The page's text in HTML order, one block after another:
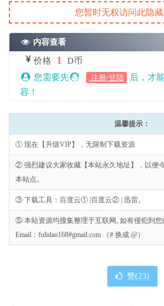
您暂时无权访问此隐藏
内容查看
价格 1
D币
您需要先
注册/登陆
后，才
容！
温馨提示：
① 现在【升级VIP】，无限制下载资源
② 强烈建议大家收藏【本站永久地址】，以便
本站点。
③ 下载工具：百度云① |百度云② | 迅雷。
⑤ 本站资源均搜集整理于互联网, 如有侵犯到您
Email：fulidao168#gmail.com （# 换成 @）
赞(23)